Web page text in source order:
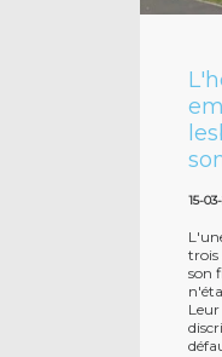
15-
trois
son